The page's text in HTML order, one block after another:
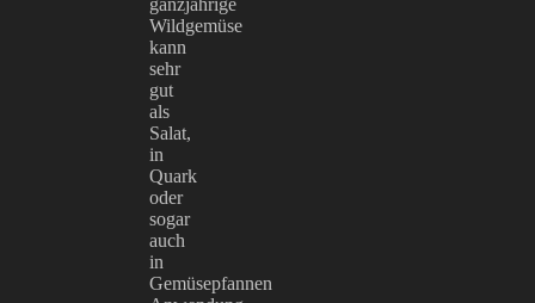
ganzjährige
Wildgemüse
kann
sehr
gut
als
Salat,
in
Quark
oder
sogar
auch
in
Gemüsepfannen